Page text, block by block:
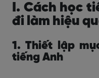
I. Cách học
đi làm hiệu
1. Thiết lập
tiếng Anh